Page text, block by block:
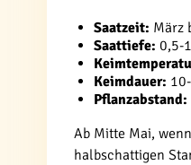
Saatzeit: März
Saattiefe: 0,5-
Keimdauer:
Pflanzabstand:
Ab Mitte Mai,
halbschattigen